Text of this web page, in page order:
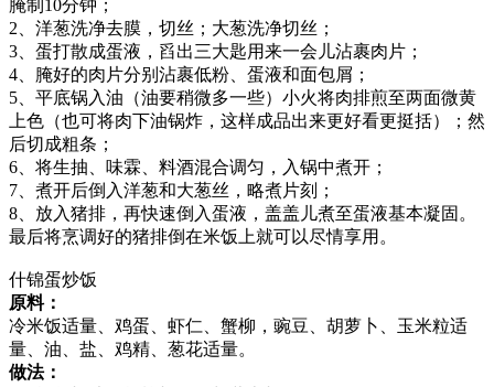
腌制10分钟；
2、洋葱洗净去膜，切丝；大葱洗净切丝；
3、蛋打散成蛋液，舀出三大匙用来一会儿沾裹肉片；
4、腌好的肉片分别沾裹低粉、蛋液和面包屑；
5、平底锅入油（油要稍微多一些）小火将肉排煎至两面微黄
上色（也可将肉下油锅炸，这样成品出来更好看更挺括）；然
后切成粗条；
6、将生抽、味霖、料酒混合调匀，入锅中煮开；
7、煮开后倒入洋葱和大葱丝，略煮片刻；
8、放入猪排，再快速倒入蛋液，盖盖儿煮至蛋液基本凝固。
最后将烹调好的猪排倒在米饭上就可以尽情享用。
什锦蛋炒饭
原料：
冷米饭适量、鸡蛋、虾仁、蟹柳，豌豆、胡萝卜、玉米粒适
量、油、盐、鸡精、葱花适量。
做法：